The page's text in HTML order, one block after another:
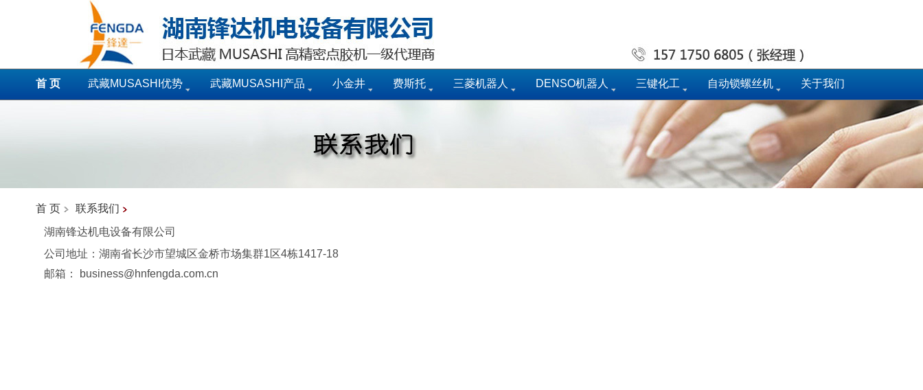
首 页 武藏MUSASHI优势 武藏MUSASHI产品 小金井 费斯托 三菱机器人 DENSO机器人 三键化工 自动锁螺丝机 关于我们
首 页
联系我们
湖南锋达机电设备有限公司
公司地址：湖南省长沙市望城区金桥市场集群1区4栋1417-18
邮箱：
business@hnfengda.com.cn